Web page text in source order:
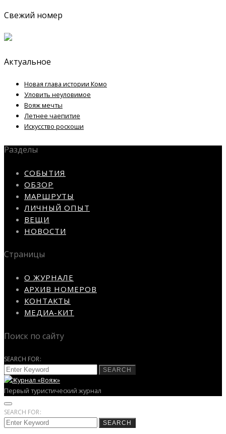
Свежий номер
Актуальное
Новая глава истории Комо
Уловить неуловимое
Вояж мечты
Летнее чаепитие
Искусство роскоши
Разделы
СОБЫТИЯ
ОБЗОР
МАРШРУТЫ
ЛИЧНЫЙ ОПЫТ
ВЕЩИ
НОВОСТИ
Страницы
О ЖУРНАЛЕ
АРХИВ НОМЕРОВ
КОНТАКТЫ
МЕДИА-КИТ
Поиск по сайту
SEARCH FOR:
SEARCH
Первый туристический журнал
SEARCH FOR:
SEARCH